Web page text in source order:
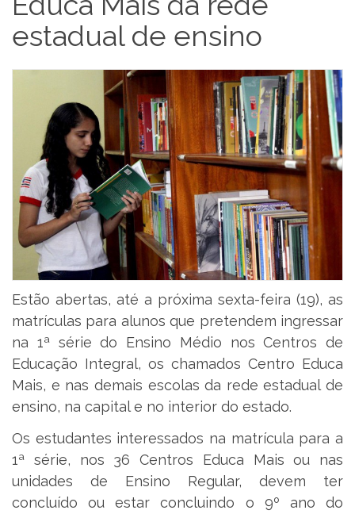
estadual de ensino
Estão abertas, até a próxima sexta-feira (19), as
matrículas para alunos que pretendem ingressar
na 1ª série do Ensino Médio nos Centros de
Educação Integral, os chamados Centro Educa
Mais, e nas demais escolas da rede estadual de
ensino, na capital e no interior do estado.
Os estudantes interessados na matrícula para a
1ª série, nos 36 Centros Educa Mais ou nas
unidades de Ensino Regular, devem ter
concluído ou estar concluindo o 9º ano do